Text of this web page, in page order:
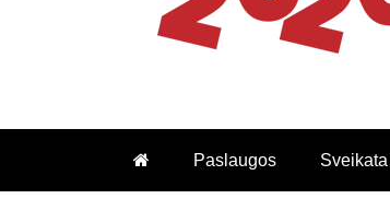
Paslaugos Sveikata